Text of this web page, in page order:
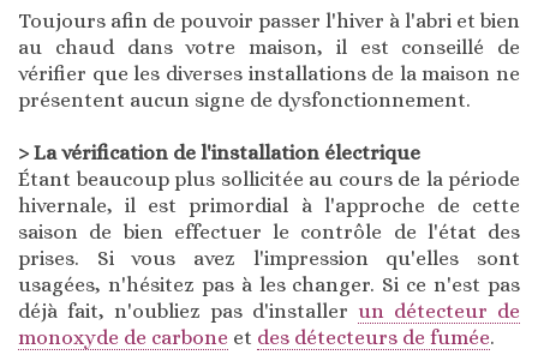
Toujours afin de pouvoir passer l'hiver à l'abri et bien
au chaud dans votre maison, il est conseillé de
vérifier que les diverses installations de la maison ne
présentent aucun signe de dysfonctionnement.
> La vérification de l'installation électrique
Étant beaucoup plus sollicitée au cours de la période
hivernale, il est primordial à l'approche de cette
saison de bien effectuer le contrôle de l'état des
prises. Si vous avez l'impression qu'elles sont
usagées, n'hésitez pas à les changer. Si ce n'est pas
déjà fait, n'oubliez pas d'installer un détecteur de
monoxyde de carbone et des détecteurs de fumée.